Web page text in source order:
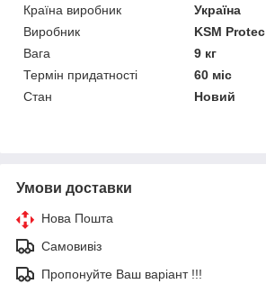
Країна виробник
Україна
Виробник
KSM Protec
Вага
9 кг
Термін придатності
60 міс
Стан
Новий
Умови доставки
Нова Пошта
Самовивіз
Пропонуйте Ваш варіант !!!